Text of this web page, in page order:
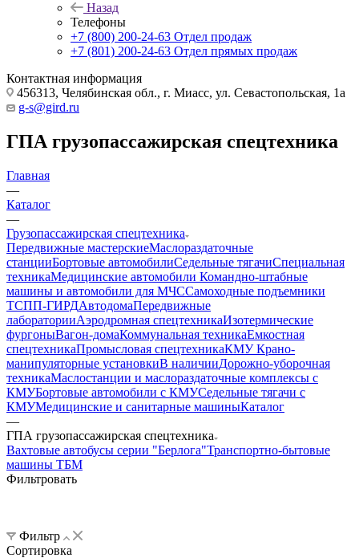
Назад
Телефоны
+7 (800) 200-24-63 Отдел продаж
+7 (801) 200-24-63 Отдел прямых продаж
Контактная информация
456313, Челябинская обл., г. Миасс, ул. Севастопольская, 1а
g-s@gird.ru
ГПА грузопассажирская спецтехника
Главная
—
Каталог
—
Грузопассажирская спецтехника
Передвижные мастерскиеМаслораздаточные
станцииБортовые автомобилиСедельные тягачиСпециальная
техникаМедицинские автомобили Командно-штабные
машины и автомобили для МЧССамоходные подъемники
ТСПП-ГИРДАвтодомаПередвижные
лабораторииАэродромная спецтехникаИзотермические
фургоныВагон-домаКоммунальная техникаЕмкостная
спецтехникаПромысловая спецтехникаКМУ Крано-
манипуляторные установкиВ наличииДорожно-уборочная
техникаМаслостанции и маслораздаточные комплексы с
КМУБортовые автомобили с КМУСедельные тягачи с
КМУМедицинские и санитарные машиныКаталог
—
ГПА грузопассажирская спецтехника
Вахтовые автобусы серии "Берлога"Транспортно-бытовые
машины ТБМ
Фильтровать
Фильтр
Сортировка